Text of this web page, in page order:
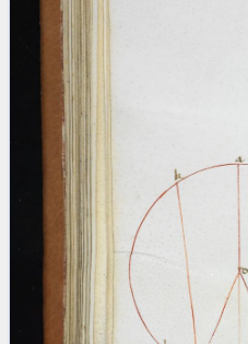
(two percent signs) is the
placeholder for no, one or
than one character, but not for
blank space (so that a search
Arabic
Arabic
Latin
Latin
Latin Early